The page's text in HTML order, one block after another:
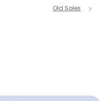
Old Soles